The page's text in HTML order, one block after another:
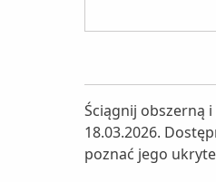
Ściągnij obszerną
18.03.2026.
poznać jego